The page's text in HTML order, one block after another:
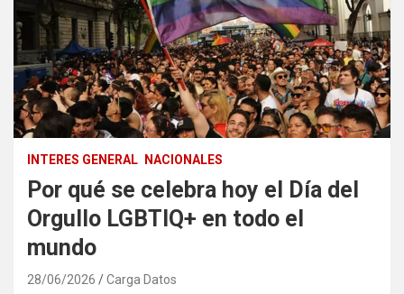
INTERES GENERAL NACIONALES
Por qué se celebra hoy el Día del
Orgullo LGBTIQ+ en todo el
mundo
28/06/2026 Carga Datos